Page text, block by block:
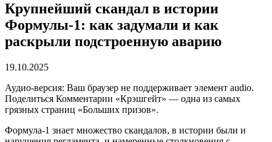
Крупнейший скандал в истории
Формулы-1: как задумали и как
раскрыли подстроенную аварию
19.10.2025
Аудио-версия: Ваш браузер не поддерживает элемент audio.
Поделиться Комментарии «Крэшгейт» — одна из самых
грязных страниц «Больших призов».
Формула-1 знает множество скандалов, в истории были и